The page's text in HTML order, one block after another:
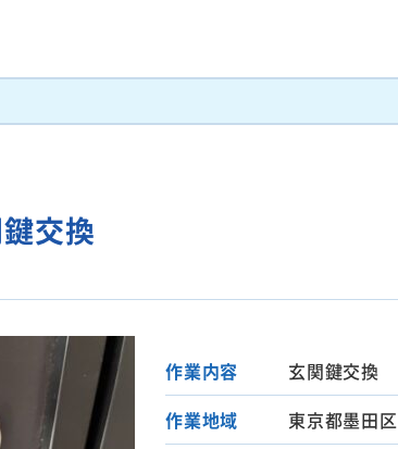
交換
作業内容
玄関鍵交換
作業地域
東京都墨田区